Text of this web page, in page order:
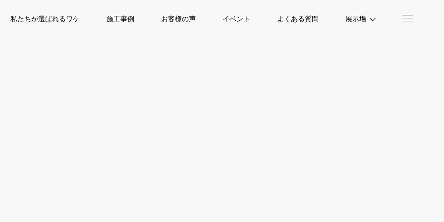
私たちが選ばれるワケ 施工事例 お客様の声 イベント よくある質問 展示場